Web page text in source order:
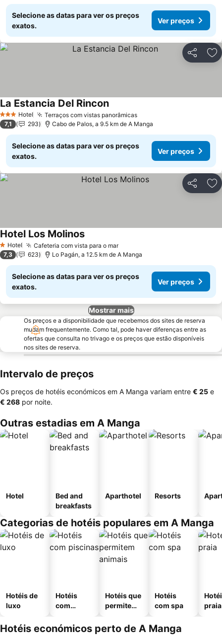
Selecione as datas para ver os preços
exatos.
Ver preços
Partilhar
3 EstrelasHotel Terraços com vistas panorâmicas
La Estancia Del Rincon
7,1 293 Cabo de Palos, a 9.5 km de A Manga
Selecione as datas para ver os preços
exatos.
Ver preços
Partilhar
1 Estrelas
Hotel Cafeteria com vista para o mar
Hotel Los Molinos
7,3 623 Lo Pagán, a 12.5 km de A Manga
Selecione as datas para ver os preços
exatos.
Ver preços
Mostrar mais
Os preços e a disponibilidade que recebemos dos sites de reserva
mudam frequentemente. Como tal, pode haver diferenças entre as
ofertas que consulta no trivago e os preços que estão disponíveis
nos sites de reserva.
Intervalo de preços
Os preços de hotéis económicos em A Manga variam entre ‎€ 25 e
‎€ 268 por noite.
Outras estadias em A Manga
Hotel
Bed and
breakfasts
Aparthotel Resorts
Categorias de hotéis populares em A Manga
Hotéis de
luxo
Hotéis
com
Hotéis que
permitem
Hotéis
com spa
praia
Hotéis económicos perto de A Manga